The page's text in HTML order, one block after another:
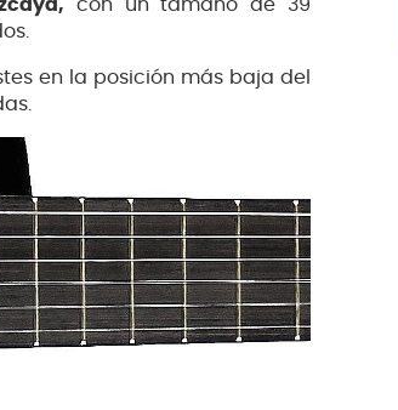
con un tamaño de 39
en la posición más baja del